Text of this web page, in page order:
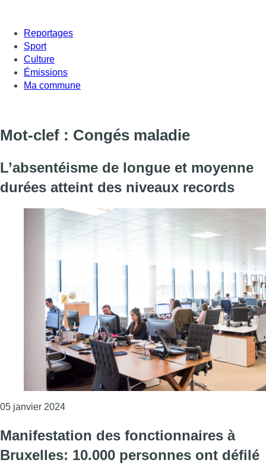
Reportages
Sport
Culture
Émissions
Ma commune
Mot-clef : Congés maladie
L’absentéisme de longue et moyenne
durées atteint des niveaux records
05 janvier 2024Consulter l'article "L’absentéisme de longue
Manifestation des fonctionnaires à
Bruxelles: 10.000 personnes ont défilé